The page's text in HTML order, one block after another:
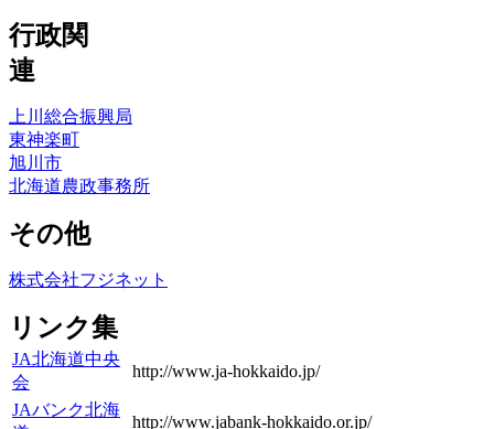
行政関
連
上川総合振興局
東神楽町
旭川市
北海道農政事務所
その他
株式会社フジネット
リンク集
JA北海道中央
会
http://www.ja-hokkaido.jp/
JAバンク北海
http://www.jabank-hokkaido.or.jp/